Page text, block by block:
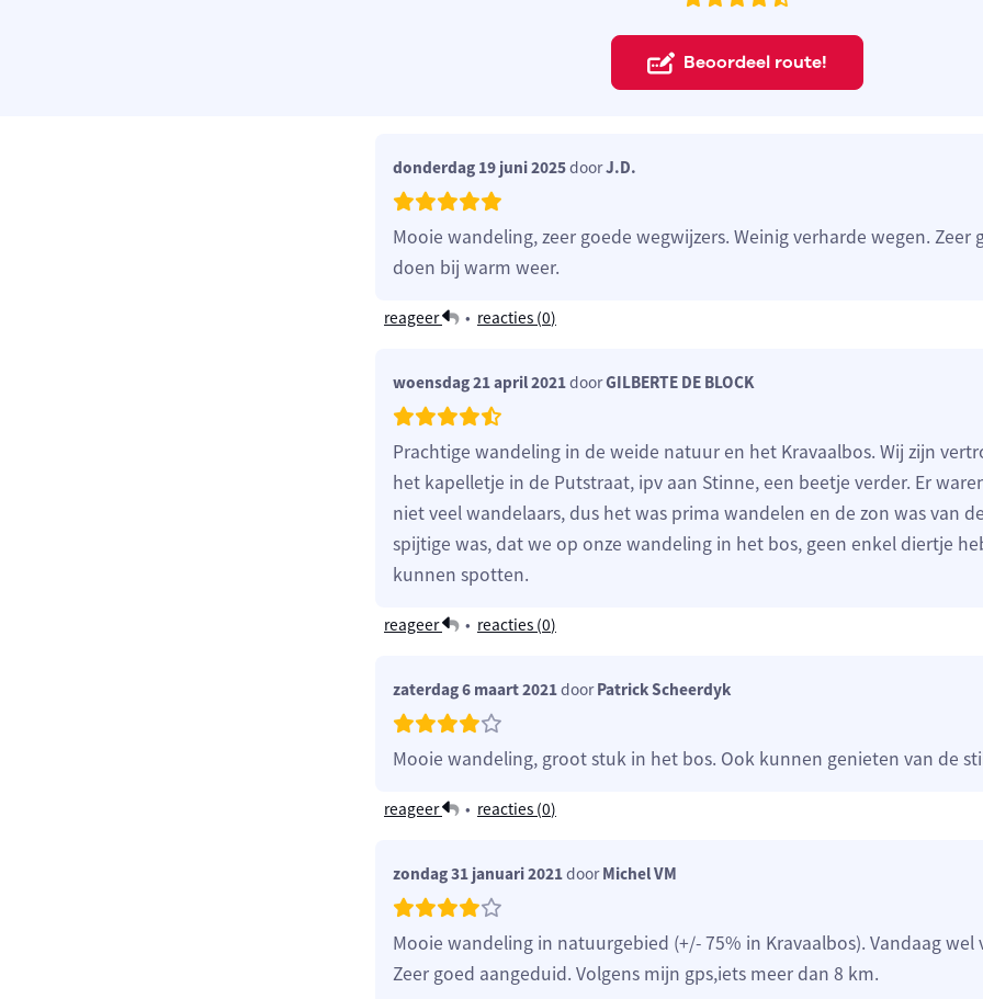
Beoordeel route!
donderdag 19 juni 2025doorJ.D.
Mooie wandeling, zeer goede wegwijzers. Weinig verharde wegen. Zeer
doen bij warm weer.
reageer • reacties (0)
woensdag 21 april 2021doorGILBERTE DE BLOCK
Prachtige wandeling in de weide natuur en het Kravaalbos. Wij zijn
het kapelletje in de Putstraat, ipv aan Stinne, een beetje verder. Er
niet veel wandelaars, dus het was prima wandelen en de zon was van
spijtige was, dat we op onze wandeling in het bos, geen enkel diertje
kunnen spotten.
reageer • reacties (0)
zaterdag 6 maart 2021doorPatrick Scheerdyk
Mooie wandeling, groot stuk in het bos. Ook kunnen genieten van de
reageer • reacties (0)
zondag 31 januari 2021doorMichel VM
Mooie wandeling in natuurgebied (+/- 75% in Kravaalbos). Vandaag wel
Zeer goed aangeduid. Volgens mijn gps,iets meer dan 8 km.